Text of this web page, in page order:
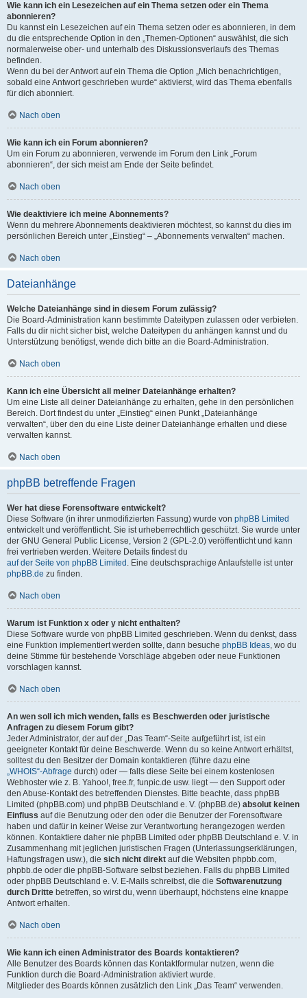
Wie kann ich ein Lesezeichen auf ein Thema setzen oder ein Thema
abonnieren?
Du kannst ein Lesezeichen auf ein Thema setzen oder es abonnieren, in dem
du die entsprechende Option in den „Themen-Optionen“ auswählst, die sich
normalerweise ober- und unterhalb des Diskussionsverlaufs des Themas
befinden.
Wenn du bei der Antwort auf ein Thema die Option „Mich benachrichtigen,
sobald eine Antwort geschrieben wurde“ aktivierst, wird das Thema ebenfalls
für dich abonniert.
Nach oben
Wie kann ich ein Forum abonnieren?
Um ein Forum zu abonnieren, verwende im Forum den Link „Forum
abonnieren“, der sich meist am Ende der Seite befindet.
Nach oben
Wie deaktiviere ich meine Abonnements?
Wenn du mehrere Abonnements deaktivieren möchtest, so kannst du dies im
persönlichen Bereich unter „Einstieg“ – „Abonnements verwalten“ machen.
Nach oben
Dateianhänge
Welche Dateianhänge sind in diesem Forum zulässig?
Die Board-Administration kann bestimmte Dateitypen zulassen oder verbieten.
Falls du dir nicht sicher bist, welche Dateitypen du anhängen kannst und du
Unterstützung benötigst, wende dich bitte an die Board-Administration.
Nach oben
Kann ich eine Übersicht all meiner Dateianhänge erhalten?
Um eine Liste all deiner Dateianhänge zu erhalten, gehe in den persönlichen
Bereich. Dort findest du unter „Einstieg“ einen Punkt „Dateianhänge
verwalten“, über den du eine Liste deiner Dateianhänge erhalten und diese
verwalten kannst.
Nach oben
phpBB betreffende Fragen
Wer hat diese Forensoftware entwickelt?
Diese Software (in ihrer unmodifizierten Fassung) wurde von phpBB Limited
entwickelt und veröffentlicht. Sie ist urheberrechtlich geschützt. Sie wurde unter
der GNU General Public License, Version 2 (GPL-2.0) veröffentlicht und kann
frei vertrieben werden. Weitere Details findest du
auf der Seite von phpBB Limited . Eine deutschsprachige Anlaufstelle ist unter
phpBB.de zu finden.
Nach oben
Warum ist Funktion x oder y nicht enthalten?
Diese Software wurde von phpBB Limited geschrieben. Wenn du denkst, dass
eine Funktion implementiert werden sollte, dann besuche phpBB Ideas, wo du
deine Stimme für bestehende Vorschläge abgeben oder neue Funktionen
vorschlagen kannst.
Nach oben
An wen soll ich mich wenden, falls es Beschwerden oder juristische
Anfragen zu diesem Forum gibt?
Jeder Administrator, der auf der „Das Team“-Seite aufgeführt ist, ist ein
geeigneter Kontakt für deine Beschwerde. Wenn du so keine Antwort erhältst,
solltest du den Besitzer der Domain kontaktieren (führe dazu eine
„WHOIS“-Abfrage durch) oder — falls diese Seite bei einem kostenlosen
Webhoster wie z. B. Yahoo!, free.fr, funpic.de usw. liegt — den Support oder
den Abuse-Kontakt des betreffenden Dienstes. Bitte beachte, dass phpBB
Limited (phpBB.com) und phpBB Deutschland e. V. (phpBB.de) absolut keinen
Einfluss auf die Benutzung oder den oder die Benutzer der Forensoftware
haben und dafür in keiner Weise zur Verantwortung herangezogen werden
können. Kontaktiere daher nie phpBB Limited oder phpBB Deutschland e. V. in
Zusammenhang mit jeglichen juristischen Fragen (Unterlassungserklärungen,
Haftungsfragen usw.), die sich nicht direkt auf die Websiten phpbb.com,
phpbb.de oder die phpBB-Software selbst beziehen. Falls du phpBB Limited
oder phpBB Deutschland e. V. E-Mails schreibst, die die Softwarenutzung
durch Dritte betreffen, so wirst du, wenn überhaupt, höchstens eine knappe
Antwort erhalten.
Nach oben
Wie kann ich einen Administrator des Boards kontaktieren?
Alle Benutzer des Boards können das Kontaktformular nutzen, wenn die
Funktion durch die Board-Administration aktiviert wurde.
Mitglieder des Boards können zusätzlich den Link „Das Team“ verwenden.